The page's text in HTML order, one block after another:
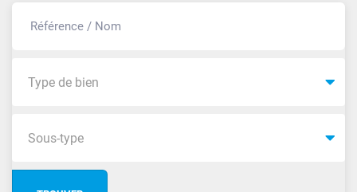
Type de bien
Sous-type